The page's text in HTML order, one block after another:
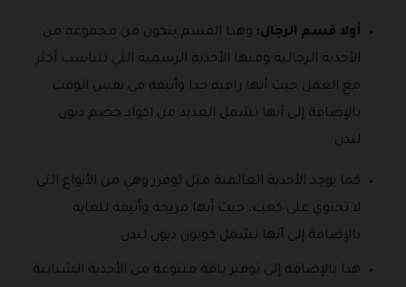
أولا قسم الرجال: وهذا القسم يتكون من مجموعة من
الأحذية الرجالية ومنها الأحذية الرسمية التي تتناسب أكثر
مع العمل حيث أنها راقية جدا وأنيقة في نفس الوقت
بالإضافة إلى أنها تشمل العديد من اكواد خصم ديون
لندن.
كما يوجد الأحذية العالمية مثل لوفرز وهي من الأنواع التي
لا تحتوي على كعب، حيث أنها مريحة وأنيقة للغاية
بالإضافة إلى أنها تشمل كوبون ديون لندن.
هذا بالإضافة إلى توفير باقة متنوعة من الأحذية الشبابية